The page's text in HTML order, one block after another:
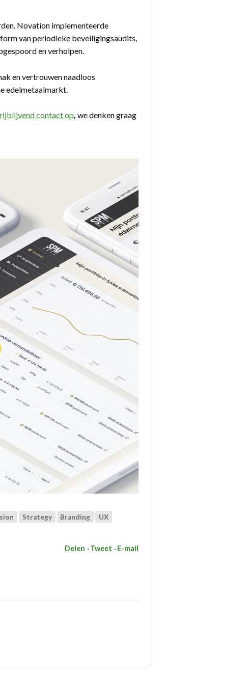
Novation implementeerde
van periodieke beveiligingsaudits,
en verholpen.
en vertrouwen naadloos
edelmetaalmarkt.
contact op, we denken graag
Strategy Branding UX
Delen Tweet E-mail